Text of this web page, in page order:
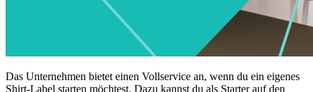
Das Unternehmen bietet einen Vollservice an, wenn du ein eigenes
Shirt-Label starten möchtest. Dazu kannst du als Starter auf den